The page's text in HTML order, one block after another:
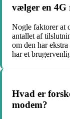
vælger en 4G
Nogle faktorer at
antallet af
om den har
har et
Hvad er
modem?